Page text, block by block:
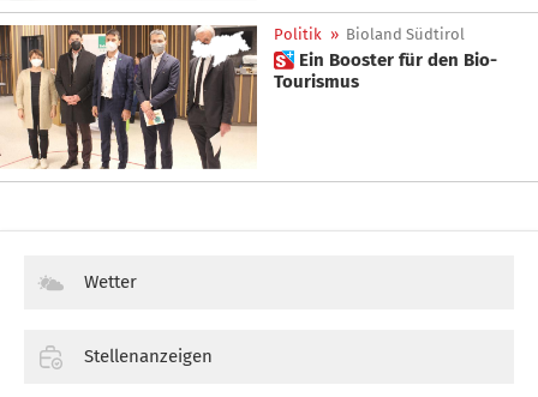
Politik » Bioland Südtirol
 Ein Booster für den Bio-
Tourismus
Wetter
Stellenanzeigen